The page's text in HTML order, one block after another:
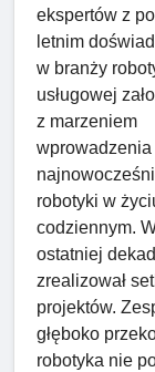
ekspertów z
letnim
w branży
usługowej
z marzeniem
wprowadzenia
robotyki w
codziennym.
ostatniej
zrealizował
projektów.
głęboko
robotyka nie